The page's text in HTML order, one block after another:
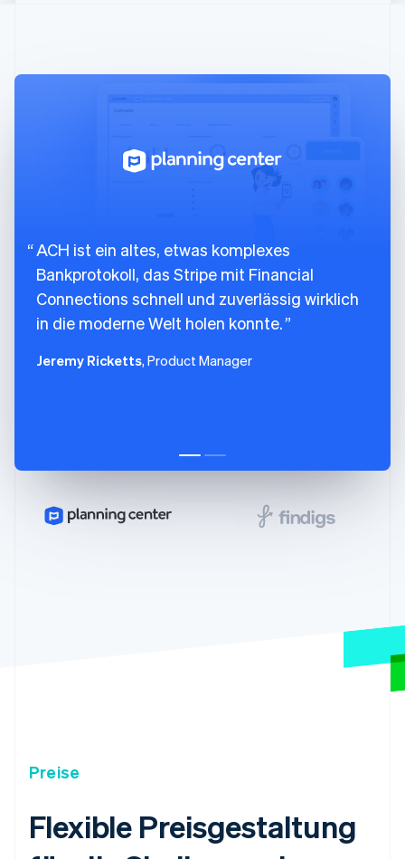
ACH ist ein altes, etwas komplexes
Bankprotokoll, das Stripe mit Financial
Connections schnell und zuverlässig wirklich
in die moderne Welt holen konnte.
Jeremy Ricketts, Product Manager
Preise
Flexible Preisgestaltung